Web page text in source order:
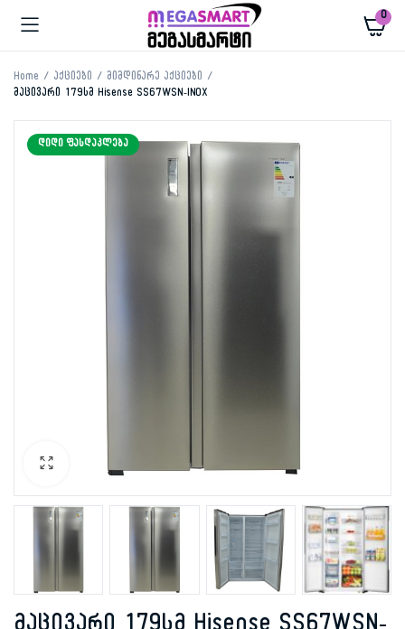
0
Home აქციები
მიმდინარე აქციები
მაცივარი 179სმ Hisense SS67WSN-INOX
ᲓᲘᲓᲘ ᲤᲐᲡᲓᲐᲙᲚᲔᲑᲐ